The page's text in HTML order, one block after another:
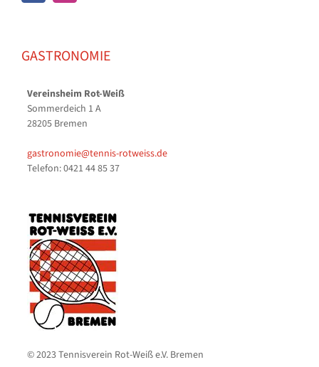
GASTRONOMIE
Vereinsheim Rot-Weiß
Sommerdeich 1 A
28205 Bremen
gastronomie@tennis-rotweiss.de
Telefon: 0421 44 85 37
© 2023 Tennisverein Rot-Weiß e.V. Bremen